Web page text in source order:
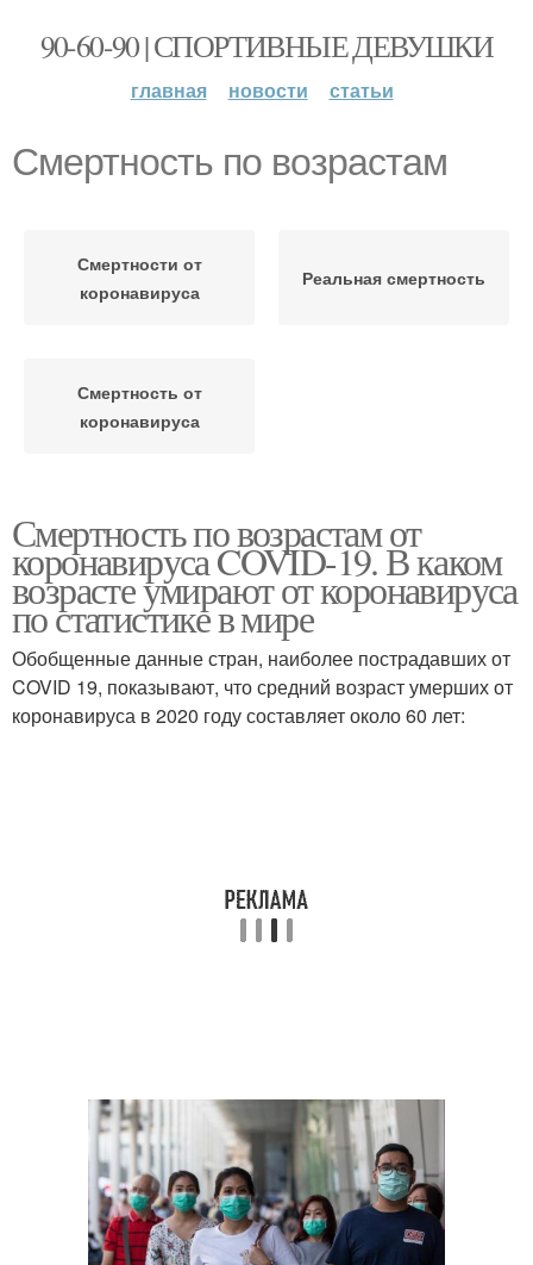
90-60-90 | СПОРТИВНЫЕ ДЕВУШКИ
главная новости статьи
Смертность по возрастам
Смертности от
коронавируса
Реальная смертность
Смертность от
коронавируса
Смертность по возрастам от
коронавируса COVID-19. В каком
возрасте умирают от коронавируса
по статистике в мире
Обобщенные данные стран, наиболее пострадавших от
COVID 19, показывают, что средний возраст умерших от
коронавируса в 2020 году составляет около 60 лет: